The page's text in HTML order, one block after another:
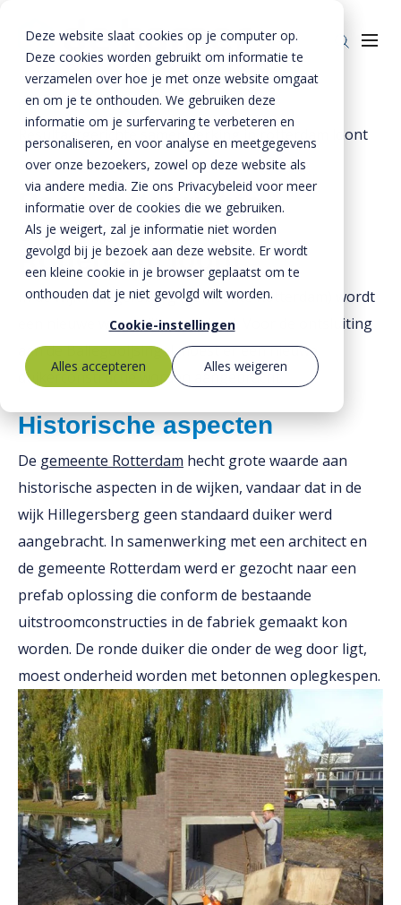
Deze website slaat cookies op je computer op.
Deze cookies worden gebruikt om informatie te
verzamelen over hoe je met onze website omgaat
en om je te onthouden. We gebruiken deze
informatie om je surfervaring te verbeteren en
personaliseren, en voor analyse en meetgegevens
over onze bezoekers, zowel op deze website als
via andere media. Zie ons Privacybeleid voor meer
informatie over de cookies die we gebruiken.
Als je weigert, zal je informatie niet worden
gevolgd bij je bezoek aan deze website. Er wordt
een kleine cookie in je browser geplaatst om te
onthouden dat je niet gevolgd wilt worden.
Cookie-instellingen
Alles accepteren
Alles weigeren
Bestekservice
Downloads
Werken bij
Producten
Riolering
Bestrating
Oplossingen
BTE Groep
Onze verhalen
Over ons
MVO
Kernwaarden
Mission statement
Toeslagen
HVO toeslag
Dieseltoeslag
Home »Projecten »
Resultaatgerichte samenwerking in rotterdam loont
Resultaatgerichte
samenwerking in
Rotterdam loont
In de wijk Hillegersberg (gemeente Rotterdam) wordt
een nieuwe woonwijk aangelegd. Voor de ontsluiting
aan de Ballegooijsingel moest er een nieuwe
duikerconstructie worden aangebracht.
Historische aspecten
De gemeente Rotterdam hecht grote waarde aan
historische aspecten in de wijken, vandaar dat in de
wijk Hillegersberg geen standaard duiker werd
aangebracht. In samenwerking met een architect en
de gemeente Rotterdam werd er gezocht naar een
prefab oplossing die conform de bestaande
uitstroomconstructies in de fabriek gemaakt kon
worden. De ronde duiker die onder de weg door ligt,
moest onderheid worden met betonnen oplegkespen.